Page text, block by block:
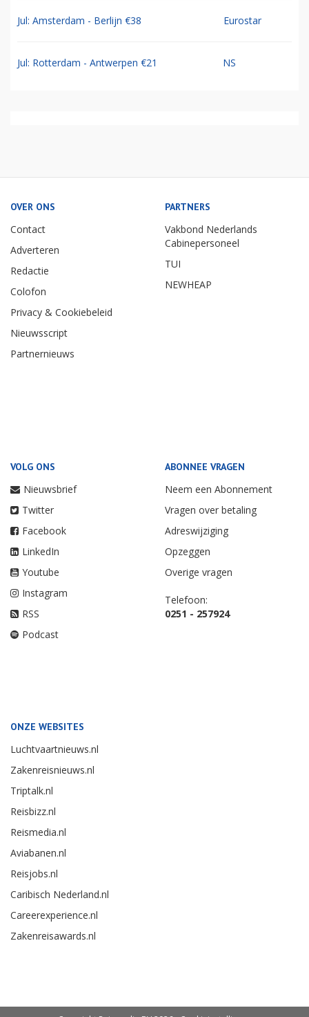
Jul: Amsterdam - Berlijn €38 Eurostar
Jul: Rotterdam - Antwerpen €21 NS
OVER ONS
Contact
Adverteren
Redactie
Colofon
Privacy & Cookiebeleid
Nieuwsscript
Partnernieuws
PARTNERS
Vakbond Nederlands
Cabinepersoneel
TUI
NEWHEAP
VOLG ONS
Nieuwsbrief
Twitter
Facebook
LinkedIn
Youtube
Instagram
RSS
Podcast
ABONNEE VRAGEN
Neem een Abonnement
Vragen over betaling
Adreswijziging
Opzeggen
Overige vragen
Telefoon:
0251 - 257924
ONZE WEBSITES
Luchtvaartnieuws.nl
Zakenreisnieuws.nl
Triptalk.nl
Reisbizz.nl
Reismedia.nl
Aviabanen.nl
Reisjobs.nl
Caribisch Nederland.nl
Careerexperience.nl
Zakenreisawards.nl